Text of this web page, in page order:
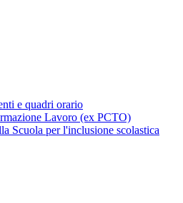
e quadri orario
Lavoro (ex PCTO)
Scuola per l'inclusione scolastica